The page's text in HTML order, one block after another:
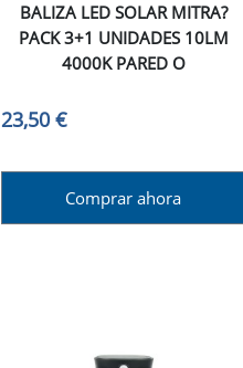
BALIZA LED SOLAR MITRA?
PACK 3+1 UNIDADES 10LM
4000K PARED O
23,50 €
Comprar ahora